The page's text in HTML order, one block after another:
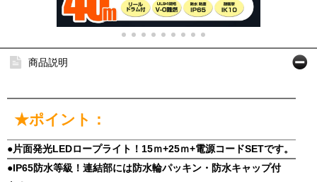
商品説明
★ポイント：
●片面発光LEDロープライト！15ｍ+25ｍ+電源コードSETです。
●IP65防水等級！連結部には防水輪パッキン・防水キャップ付